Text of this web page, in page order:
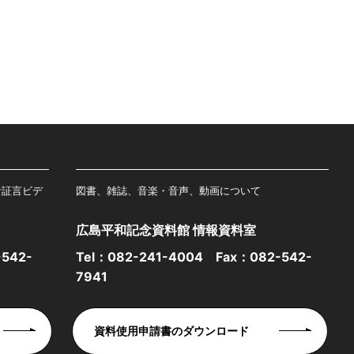
言ビデ 図書、雑誌、音楽・音声、動画について
広島平和記念資料館 情報資料室
Tel： 082-241-4004 Fax：082-542-
7941
資料使用申請書のダウンロード